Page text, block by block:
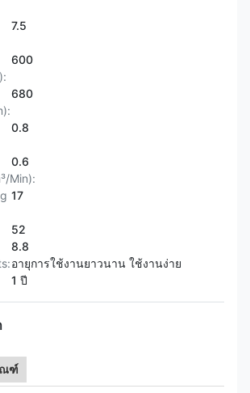
7.5
600
680
0.8
Min):
0.6
17
52
8.8
อายุการใช้งานยาวนาน ใช้งานง่าย
1 ปี
ณฑ์